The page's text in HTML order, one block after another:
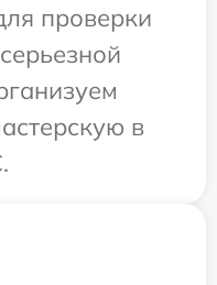
проверки
в